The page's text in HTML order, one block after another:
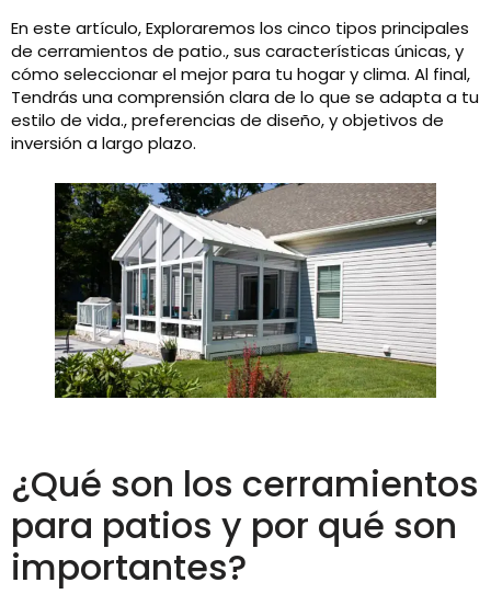
En este artículo, Exploraremos los cinco tipos principales
de cerramientos de patio., sus características únicas, y
cómo seleccionar el mejor para tu hogar y clima. Al final,
Tendrás una comprensión clara de lo que se adapta a tu
estilo de vida., preferencias de diseño, y objetivos de
inversión a largo plazo.
¿Qué son los cerramientos
para patios y por qué son
importantes?